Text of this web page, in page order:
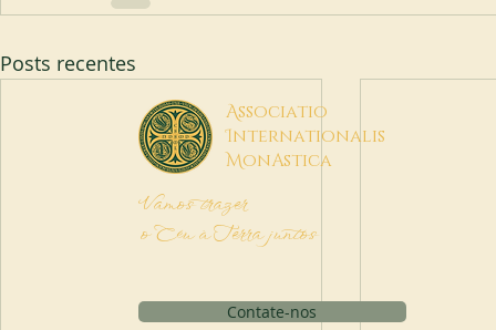
Posts recentes
Associatio
Internationalis
MonAstica
Vamos trazer
o Céu à Terra juntos
Contate-nos